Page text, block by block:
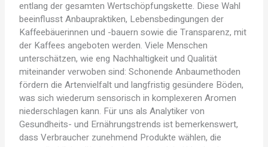
entlang der gesamten Wertschöpfungskette. Diese Wahl
beeinflusst Anbaupraktiken, Lebensbedingungen der
Kaffeebäuerinnen und -bauern sowie die Transparenz, mit
der Kaffees angeboten werden. Viele Menschen
unterschätzen, wie eng Nachhaltigkeit und Qualität
miteinander verwoben sind: Schonende Anbaumethoden
fördern die Artenvielfalt und langfristig gesündere Böden,
was sich wiederum sensorisch in komplexeren Aromen
niederschlagen kann. Für uns als Analytiker von
Gesundheits- und Ernährungstrends ist bemerkenswert,
dass Verbraucher zunehmend Produkte wählen, die